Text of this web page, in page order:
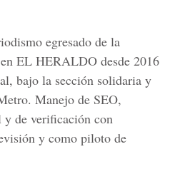
egresado de la
EL HERALDO desde 2016
bajo la sección solidaria y
Manejo de SEO,
de verificación con
y como piloto de